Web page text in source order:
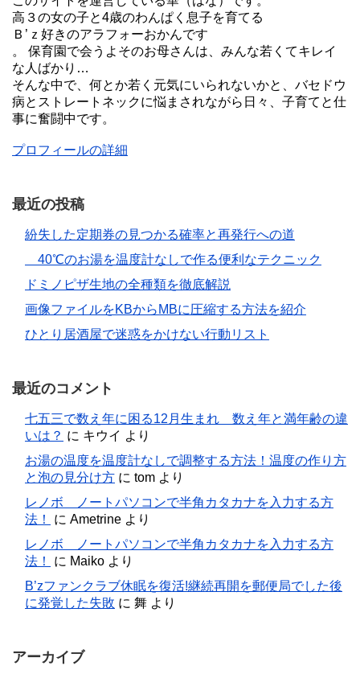
高３の女の子と4歳のわんぱく息子を育てる
Ｂ’ｚ好きのアラフォーおかんです
。 保育園で会うよそのお母さんは、みんな若くてキレイ
な人ばかり…
そんな中で、何とか若く元気にいられないかと、バセドウ
病とストレートネックに悩まされながら日々、子育てと仕
事に奮闘中です。
プロフィールの詳細
最近の投稿
紛失した定期券の見つかる確率と再発行への道
40℃のお湯を温度計なしで作る便利なテクニック
ドミノピザ生地の全種類を徹底解説
画像ファイルをKBからMBに圧縮する方法を紹介
ひとり居酒屋で迷惑をかけない行動リスト
最近のコメント
七五三で数え年に困る12月生まれ 数え年と満年齢の違
いは？ に キウイ より
お湯の温度を温度計なしで調整する方法！温度の作り方
と泡の見分け方 に tom より
レノボ ノートパソコンで半角カタカナを入力する方
法！
に Ametrine より
レノボ ノートパソコンで半角カタカナを入力する方
法！
に Maiko より
B’zファンクラブ休眠を復活!継続再開を郵便局でした後
に発覚した失敗 に 舞 より
アーカイブ